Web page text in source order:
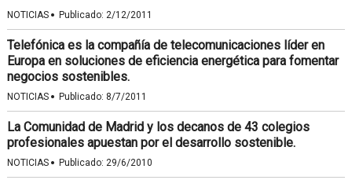
NOTICIAS · Publicado: 2/12/2011
Telefónica es la compañía de telecomunicaciones líder en
Europa en soluciones de eficiencia energética para fomentar
negocios sostenibles.
NOTICIAS · Publicado: 8/7/2011
La Comunidad de Madrid y los decanos de 43 colegios
profesionales apuestan por el desarrollo sostenible.
NOTICIAS · Publicado: 29/6/2010